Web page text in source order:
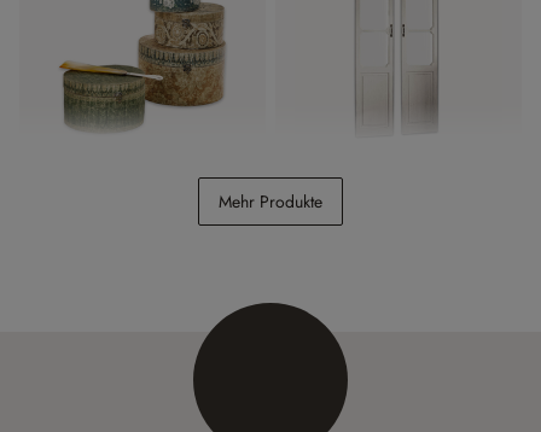
Doppelschiebetür Tibout
Mehr Produkte